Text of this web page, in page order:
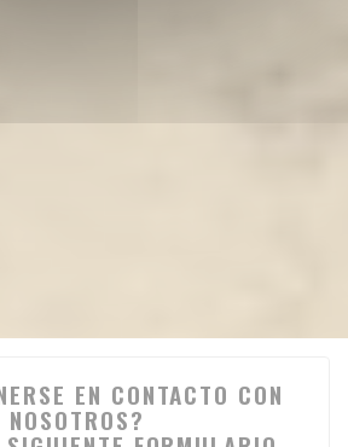
EN CONTACTO CON
NOSOTROS?